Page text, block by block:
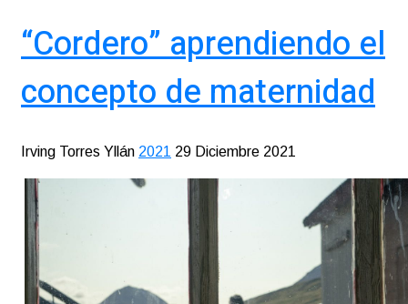
“Cordero” aprendiendo el
concepto de maternidad
Irving Torres Yllán 2021 29 Diciembre 2021